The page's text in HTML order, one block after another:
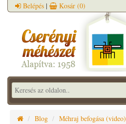
Belépés | Kosár (0)
Blog
Méhraj befogása (video)